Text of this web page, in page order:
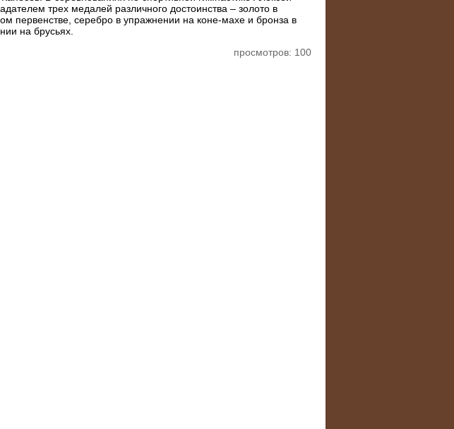
трех медалей различного достоинства – золото в
первенстве, серебро в упражнении на коне-махе и бронза в
на брусьях.
просмотров: 100